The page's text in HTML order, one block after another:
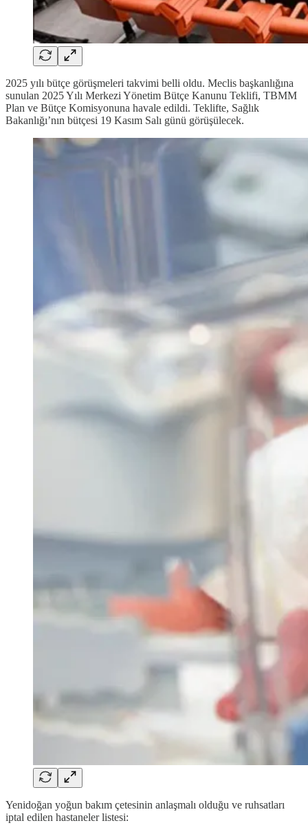
2025 yılı bütçe görüşmeleri takvimi belli oldu. Meclis başkanlığına
sunulan 2025 Yılı Merkezi Yönetim Bütçe Kanunu Teklifi, TBMM
Plan ve Bütçe Komisyonuna havale edildi. Teklifte, Sağlık
Bakanlığı’nın bütçesi 19 Kasım Salı günü görüşülecek.
Yenidoğan yoğun bakım çetesinin anlaşmalı olduğu ve ruhsatları
iptal edilen hastaneler listesi: